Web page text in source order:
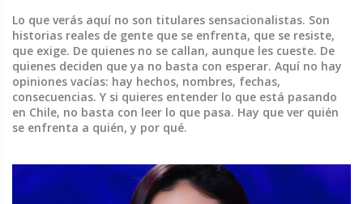
Lo que verás aquí no son titulares sensacionalistas. Son
historias reales de gente que se enfrenta, que se resiste,
que exige. De quienes no se callan, aunque les cueste. De
quienes deciden que ya no basta con esperar. Aquí no hay
opiniones vacías: hay hechos, nombres, fechas,
consecuencias. Y si quieres entender lo que está pasando
en Chile, no basta con leer lo que pasa. Hay que ver quién
se enfrenta a quién, y por qué.